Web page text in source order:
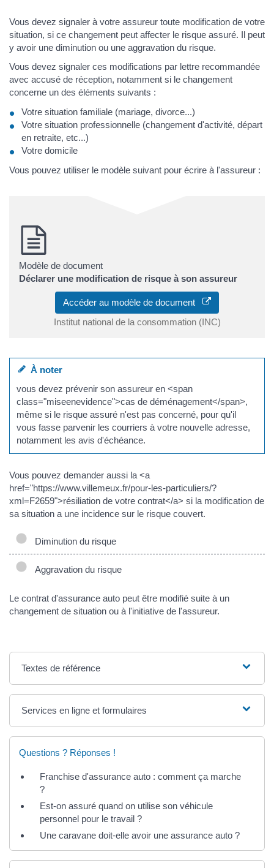
Vous devez signaler à votre assureur toute modification de votre
situation, si ce changement peut affecter le risque assuré. Il peut
y avoir une diminution ou une aggravation du risque.
Vous devez signaler ces modifications par lettre recommandée
avec accusé de réception, notamment si le changement
concerne un des éléments suivants :
Votre situation familiale (mariage, divorce...)
Votre situation professionnelle (changement d'activité, départ
en retraite, etc...)
Votre domicile
Vous pouvez utiliser le modèle suivant pour écrire à l'assureur :
Modèle de document
Déclarer une modification de risque à son assureur
Accéder au modèle de document
Institut national de la consommation (INC)
À noter
vous devez prévenir son assureur en <span
class="miseenevidence">cas de déménagement</span>,
même si le risque assuré n'est pas concerné, pour qu'il
vous fasse parvenir les courriers à votre nouvelle adresse,
notamment les avis d'échéance.
Vous pouvez demander aussi la <a
href="https://www.villemeux.fr/pour-les-particuliers/?
xml=F2659">résiliation de votre contrat</a> si la modification de
sa situation a une incidence sur le risque couvert.
Diminution du risque
Aggravation du risque
Le contrat d'assurance auto peut être modifié suite à un
changement de situation ou à l'initiative de l'assureur.
Textes de référence
Services en ligne et formulaires
Questions ? Réponses !
Franchise d'assurance auto : comment ça marche
?
Est-on assuré quand on utilise son véhicule
personnel pour le travail ?
Une caravane doit-elle avoir une assurance auto ?